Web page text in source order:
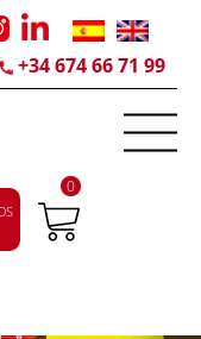
+34 674 66 71 99
0